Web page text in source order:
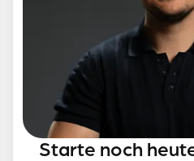
Starte noch